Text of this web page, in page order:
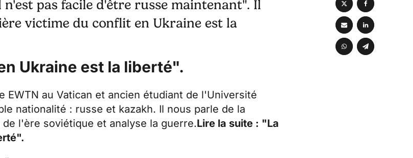
pas facile d'être russe maintenant". Il
victime du conflit en Ukraine est la
Ukraine est la liberté".
EWTN au Vatican et ancien étudiant de l'Université
nationalité : russe et kazakh. Il nous parle de la
l'ère soviétique et analyse la guerre.Lire la suite : "La